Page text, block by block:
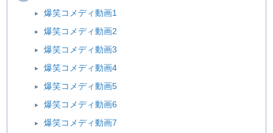
爆笑コメディ動画1
爆笑コメディ動画2
爆笑コメディ動画3
爆笑コメディ動画4
爆笑コメディ動画5
爆笑コメディ動画6
爆笑コメディ動画7